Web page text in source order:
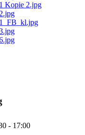
- 17:00